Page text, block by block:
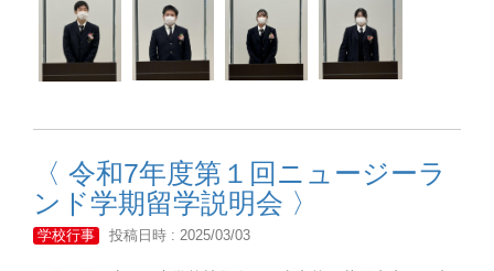
〈 令和7年度第１回ニュージーラ
ンド学期留学説明会 〉
学校行事 投稿日時 : 2025/03/03